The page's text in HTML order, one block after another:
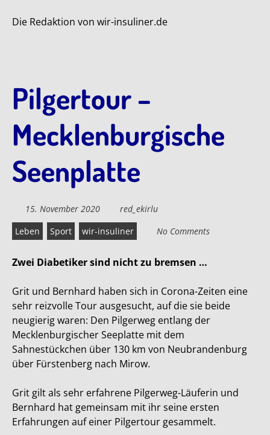
Die Redaktion von wir-insuliner.de
Pilgertour –
Mecklenburgische
Seenplatte
15. November 2020
red_ekirlu
Leben
Sport wir-insuliner No Comments
Zwei Diabetiker sind nicht zu bremsen …
Grit und Bernhard haben sich in Corona-Zeiten eine
sehr reizvolle Tour ausgesucht, auf die sie beide
neugierig waren: Den Pilgerweg entlang der
Mecklenburgischer Seeplatte mit dem
Sahnestückchen über 130 km von Neubrandenburg
über Fürstenberg nach Mirow.
Grit gilt als sehr erfahrene Pilgerweg-Läuferin und
Bernhard hat gemeinsam mit ihr seine ersten
Erfahrungen auf einer Pilgertour gesammelt.